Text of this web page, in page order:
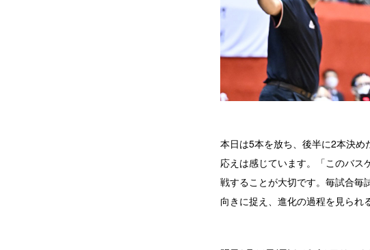
本日は5本を放ち、後半に2本決
応えは感じています。「このバス
戦することが大切です。毎試合毎
向きに捉え、進化の過程を見られ